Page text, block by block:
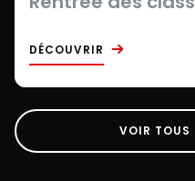
DÉCOUVRIR
VOIR TOUS